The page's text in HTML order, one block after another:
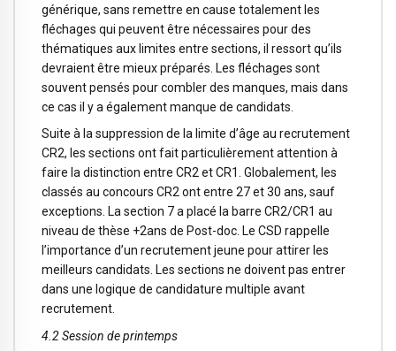
générique, sans remettre en cause totalement les
fléchages qui peuvent être nécessaires pour des
thématiques aux limites entre sections, il ressort qu’ils
devraient être mieux préparés. Les fléchages sont
souvent pensés pour combler des manques, mais dans
ce cas il y a également manque de candidats.
Suite à la suppression de la limite d’âge au recrutement
CR2, les sections ont fait particulièrement attention à
faire la distinction entre CR2 et CR1. Globalement, les
classés au concours CR2 ont entre 27 et 30 ans, sauf
exceptions. La section 7 a placé la barre CR2/CR1 au
niveau de thèse +2ans de Post-doc. Le CSD rappelle
l’importance d’un recrutement jeune pour attirer les
meilleurs candidats. Les sections ne doivent pas entrer
dans une logique de candidature multiple avant
recrutement.
4.2 Session de printemps